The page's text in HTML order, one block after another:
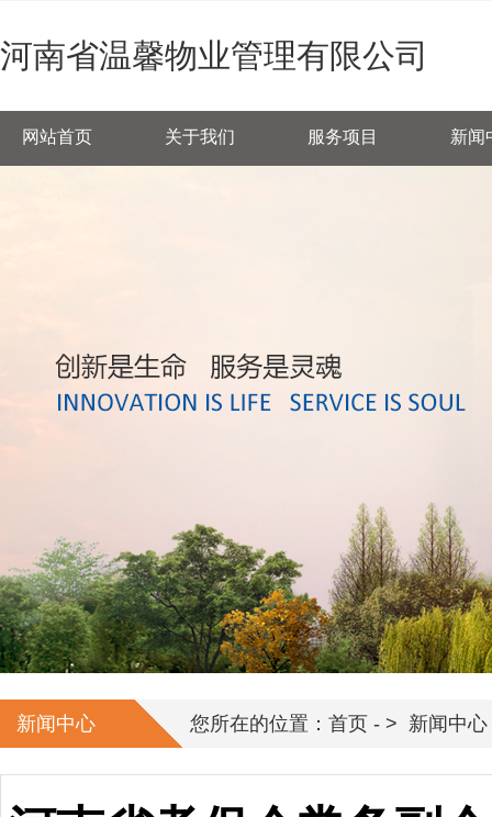
河南省温馨物业管理有限公司
网站首页 关于我们 服务项目 新闻
新闻中心 您所在的位置：首页 - > 新闻中心